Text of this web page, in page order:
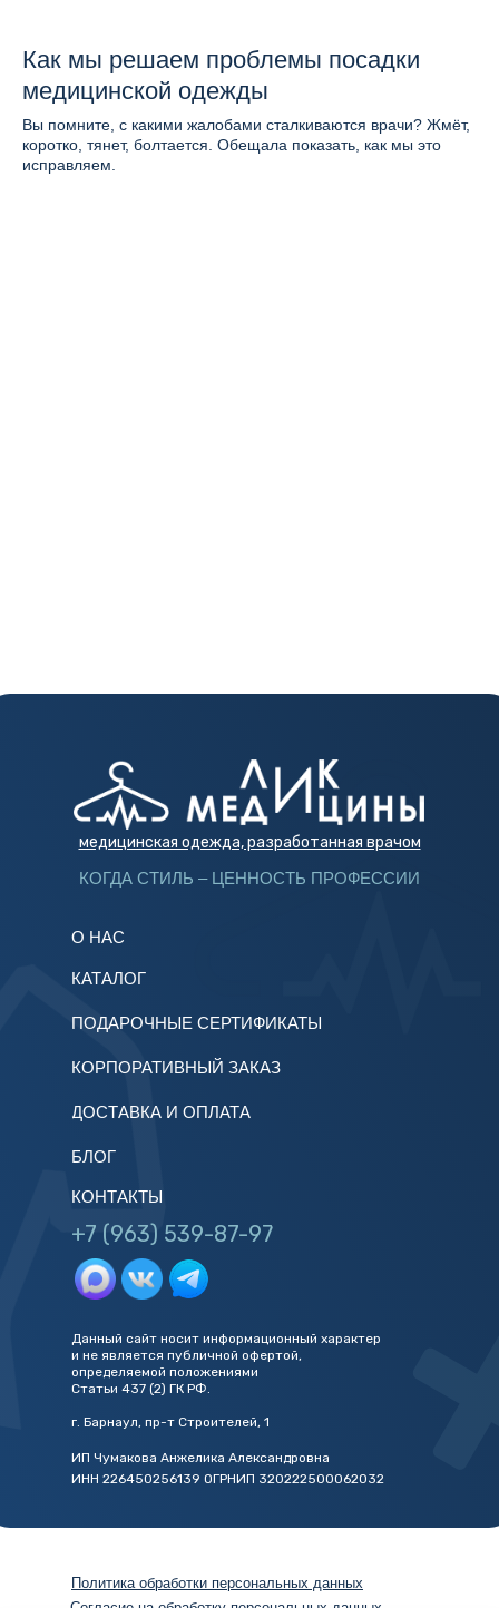
Как мы решаем проблемы посадки
медицинской одежды
Вы помните, с какими жалобами сталкиваются врачи? Жмёт,
коротко, тянет, болтается. Обещала показать, как мы это
исправляем.
КОГДА СТИЛЬ – ЦЕННОСТЬ ПРОФЕССИИ
медицинская одежда, разработанная врачом
О НАС
КАТАЛОГ
КОРПОРАТИВНЫЙ ЗАКАЗ
ПОДАРОЧНЫЕ СЕРТИФИКАТЫ
ДОСТАВКА И ОПЛАТА
БЛОГ
КОНТАКТЫ
+7 (963) 539-87-97
Политика обработки персональных данных
Данный сайт носит информационный характер
и не является публичной офертой,
определяемой положениями
Статьи 437 (2) ГК РФ.
г. Барнаул, пр-т Строителей, 1
ИП Чумакова Анжелика Александровна
ИНН 226450256139 ОГРНИП 320222500062032